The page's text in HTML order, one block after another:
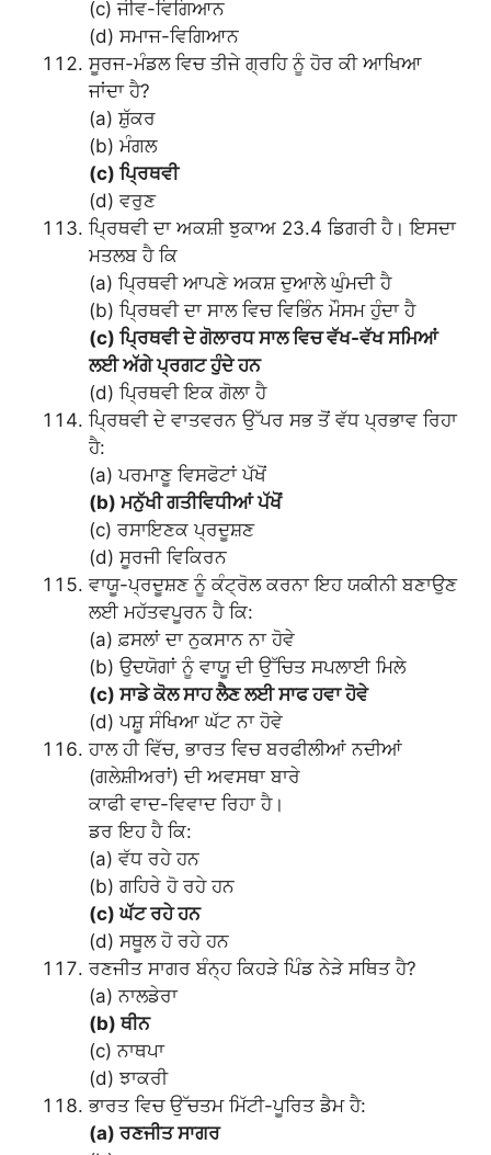
(c) ਜੀਵ-ਵਿਗਿਆਨ
(d) ਸਮਾਜ-ਵਿਗਿਆਨ
ਸੂਰਜ-ਮੰਡਲ ਵਿਚ ਤੀਜੇ ਗ੍ਰਹਿ ਨੂੰ ਹੋਰ ਕੀ ਆਖਿਆ
ਜਾਂਦਾ ਹੈ?
(a) ਸ਼ੁੱਕਰ
(b) ਮੰਗਲ
(c) ਪ੍ਰਿਥਵੀ
(d) ਵਰੁਣ
ਪ੍ਰਿਥਵੀ ਦਾ ਅਕਸ਼ੀ ਝੁਕਾਅ 23.4 ਡਿਗਰੀ ਹੈ। ਇਸਦਾ
ਮਤਲਬ ਹੈ ਕਿ
(a) ਪ੍ਰਿਥਵੀ ਆਪਣੇ ਅਕਸ਼ ਦੁਆਲੇ ਘੁੰਮਦੀ ਹੈ
(b) ਪ੍ਰਿਥਵੀ ਦਾ ਸਾਲ ਵਿਚ ਵਿਭਿੰਨ ਮੌਸਮ ਹੁੰਦਾ ਹੈ
(c) ਪ੍ਰਿਥਵੀ ਦੇ ਗੋਲਾਰਧ ਸਾਲ ਵਿਚ ਵੱਖ-ਵੱਖ ਸਮਿਆਂ
ਲਈ ਅੱਗੇ ਪ੍ਰਗਟ ਹੁੰਦੇ ਹਨ
(d) ਪ੍ਰਿਥਵੀ ਇਕ ਗੋਲਾ ਹੈ
ਪ੍ਰਿਥਵੀ ਦੇ ਵਾਤਵਰਨ ਉੱਪਰ ਸਭ ਤੋਂ ਵੱਧ ਪ੍ਰਭਾਵ ਰਿਹਾ
ਹੈ:
(a) ਪਰਮਾਣੂ ਵਿਸਫੋਟਾਂ ਪੱਖੋਂ
(b) ਮਨੁੱਖੀ ਗਤੀਵਿਧੀਆਂ ਪੱਖੋਂ
(c) ਰਸਾਇਣਕ ਪ੍ਰਦੂਸ਼ਣ
(d) ਸੂਰਜੀ ਵਿਕਿਰਨ
ਵਾਯੂ-ਪ੍ਰਦੂਸ਼ਣ ਨੂੰ ਕੰਟ੍ਰੋਲ ਕਰਨਾ ਇਹ ਯਕੀਨੀ ਬਣਾਉਣ
ਲਈ ਮਹੱਤਵਪੂਰਨ ਹੈ ਕਿ:
(a) ਫ਼ਸਲਾਂ ਦਾ ਨੁਕਸਾਨ ਨਾ ਹੋਵੇ
(b) ਉਦਯੋਗਾਂ ਨੂੰ ਵਾਯੂ ਦੀ ਉੱਚਿਤ ਸਪਲਾਈ ਮਿਲੇ
(c) ਸਾਡੇ ਕੋਲ ਸਾਹ ਲੈਣ ਲਈ ਸਾਫ ਹਵਾ ਹੋਵੇ
(d) ਪਸ਼ੂ ਸੰਖਿਆ ਘੱਟ ਨਾ ਹੋਵੇ
ਹਾਲ ਹੀ ਵਿੱਚ, ਭਾਰਤ ਵਿਚ ਬਰਫੀਲੀਆਂ ਨਦੀਆਂ
(ਗਲੇਸ਼ੀਅਰਾਂ) ਦੀ ਅਵਸਥਾ ਬਾਰੇ
ਕਾਫੀ ਵਾਦ-ਵਿਵਾਦ ਰਿਹਾ ਹੈ।
ਡਰ ਇਹ ਹੈ ਕਿ:
(a) ਵੱਧ ਰਹੇ ਹਨ
(b) ਗਹਿਰੇ ਹੋ ਰਹੇ ਹਨ
(c) ਘੱਟ ਰਹੇ ਹਨ
(d) ਸਥੂਲ ਹੋ ਰਹੇ ਹਨ
ਰਣਜੀਤ ਸਾਗਰ ਬੰਨ੍ਹ ਕਿਹੜੇ ਪਿੰਡ ਨੇੜੇ ਸਥਿਤ ਹੈ?
(a) ਨਾਲਡੇਰਾ
(b) ਥੀਨ
(c) ਨਾਥਪਾ
(d) ਝਾਕਰੀ
ਭਾਰਤ ਵਿਚ ਉੱਚਤਮ ਮਿੱਟੀ-ਪੂਰਿਤ ਡੈਮ ਹੈ:
(a) ਰਣਜੀਤ ਸਾਗਰ